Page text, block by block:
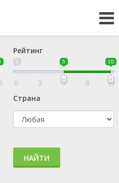
Рейтинг
0 5 10
0 3 5 8 10
Страна
НАЙТИ